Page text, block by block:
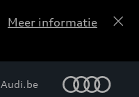
Meer informatie
Audi.be